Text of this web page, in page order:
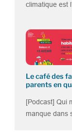
climatique est
Le café des
parents en
[Podcast] Qui
manque dans